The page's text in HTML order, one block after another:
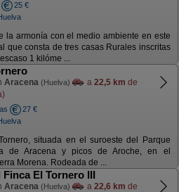
25 €
la armonía con el medio ambiente en este
que consta de tres casas Rurales inscritas
1 kilóme ...
Aracena (Huelva) a 22,5 km de
27 €
situada en el suroeste del Parque
de Aracena y picos de Aroche, en el
Morena. Rodeada de ...
Finca El Tornero III
Aracena (Huelva) a 22,6 km de